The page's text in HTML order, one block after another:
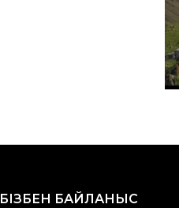
БІЗБЕН БАЙЛАНЫС